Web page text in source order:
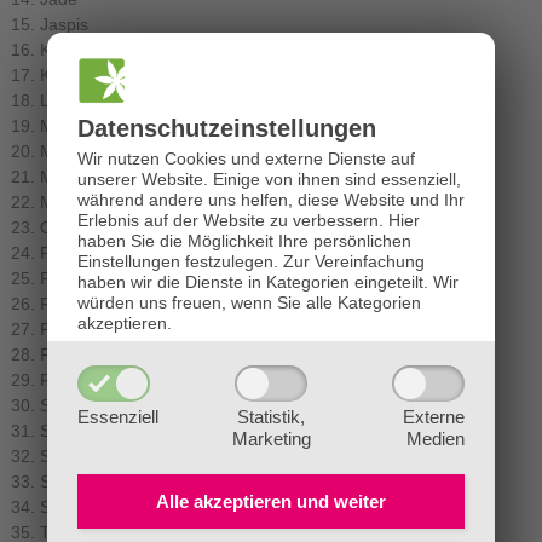
Datenschutz­einstellungen
Wir nutzen Cookies und externe Dienste auf
unserer Website. Einige von ihnen sind essenziell,
während andere uns helfen, diese Website und Ihr
Erlebnis auf der Website zu verbessern. Hier
haben Sie die Möglichkeit Ihre persönlichen
Einstellungen festzulegen. Zur Vereinfachung
haben wir die Dienste in Kategorien eingeteilt. Wir
würden uns freuen, wenn Sie alle Kategorien
akzeptieren.
Essenziell
Statistik,
Marketing
Externe
Medien
Alle akzeptieren und weiter
Jaspis
Karneol
Kunzit
Lapislazuli
Magnetit
Malachit
Milchquarz
Moosachat
Onyx
Pyrop
Rauchquarz
Rhodochrosit
Rhodonit
Rosenquarz
Rubin
Saphir
Sarder
Schneeflockenobsidian
Smaragd
Sodalith
Topas